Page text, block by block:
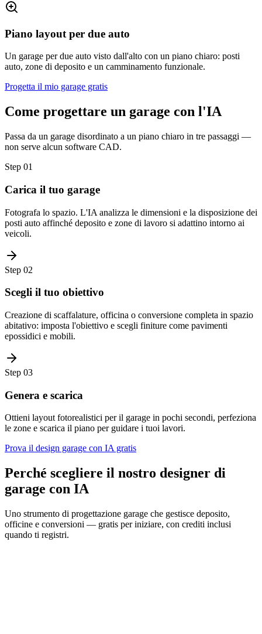
Piano layout per due auto
Un garage per due auto visto dall'alto con un piano chiaro: posti
auto, zone di deposito e un camminamento funzionale.
Progetta il mio garage gratis
Come progettare un garage con l'IA
Passa da un garage disordinato a un piano chiaro in tre passaggi —
non serve alcun software CAD.
Step 01
Carica il tuo garage
Fotografa lo spazio. L'IA analizza le dimensioni e la disposizione dei
posti auto affinché deposito e zone di lavoro si adattino intorno ai
veicoli.
Step 02
Scegli il tuo obiettivo
Creazione di scaffalature, officina o conversione completa in spazio
abitativo: imposta l'obiettivo e scegli finiture come pavimenti
epossidici e mobili.
Step 03
Genera e scarica
Ottieni layout fotorealistici per il garage in pochi secondi, perfeziona
le zone e scarica il piano per guidare i tuoi lavori.
Prova il design garage con IA gratis
Perché scegliere il nostro designer di
garage con IA
Uno strumento di progettazione garage che gestisce deposito,
officine e conversioni — gratis per iniziare, con crediti inclusi
quando ti registri.